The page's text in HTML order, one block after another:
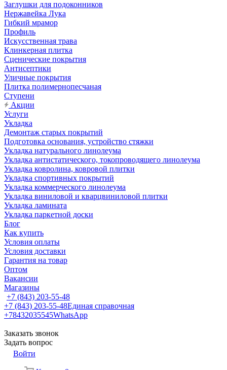
Заглушки для подоконников
Нержавейка Лука
Гибкий мрамор
Профиль
Искусственная трава
Клинкерная плитка
Сценические покрытия
Антисептики
Уличные покрытия
Плитка полимернопесчаная
Ступени
Акции
Услуги
Укладка
Демонтаж старых покрытий
Подготовка основания, устройство стяжки
Укладка натурального линолеума
Укладка антистатического, токопроводящего линолеума
Укладка ковролина, ковровой плитки
Укладка спортивных покрытий
Укладка коммерческого линолеума
Укладка виниловой и кварцвиниловой плитки
Укладка ламината
Укладка паркетной доски
Блог
Как купить
Условия оплаты
Условия доставки
Гарантия на товар
Оптом
Вакансии
Магазины
+7 (843) 203-55-48
+7 (843) 203-55-48Единая справочная
+78432035545WhatsApp
Заказать звонок
Задать вопрос
Войти